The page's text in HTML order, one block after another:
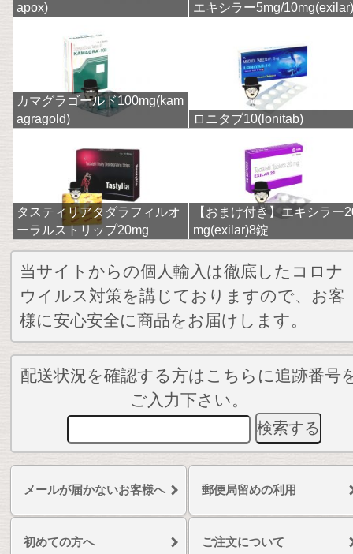
apox)
エキシラー5mg/10mg(exilar)
カマグラゴールド100mg(kam
agragold)
ロニタブ10(lonitab)
タスティリアタダラフィルオ
ーラルストリップ20mg
【おまけ付き】エキシラー
mg(exilar)8錠
当サイトからの個人輸入は徹底したコロナ
ウイルス対策を講じておりますので、お客
様に安心安全に商品をお届けします。
配送状況を確認する方はこちらに追跡番号
ご入力下さい。
メールが届かないお客様へ 郵便局留めの利用
初めての方へ ご注文について